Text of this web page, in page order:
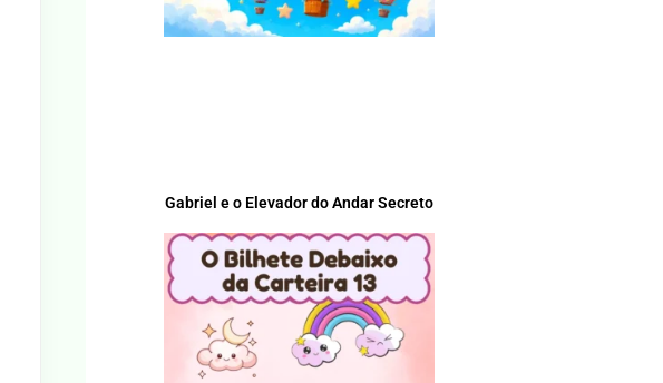
Gabriel e o Elevador do Andar Secreto